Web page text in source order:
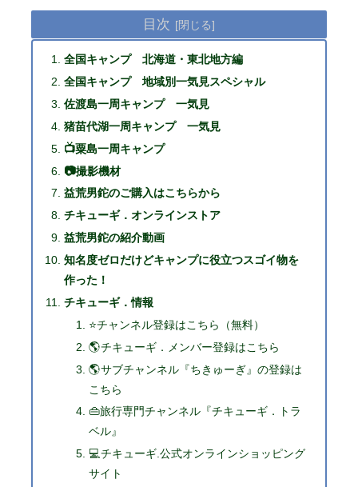
目次
全国キャンプ 北海道・東北地方編
全国キャンプ 地域別一気見スペシャル
佐渡島一周キャンプ 一気見
猪苗代湖一周キャンプ 一気見
📺粟島一周キャンプ
📷撮影機材
益荒男鉈のご購入はこちらから
チキューギ．オンラインストア
益荒男鉈の紹介動画
知名度ゼロだけどキャンプに役立つスゴイ物を
作った！
チキューギ．情報
⭐チャンネル登録はこちら（無料）
🌎チキューギ．メンバー登録はこちら
🌎サブチャンネル『ちきゅーぎ』の登録は
こちら
👜旅行専門チャンネル『チキューギ．トラ
ベル』
💻チキューギ.公式オンラインショッピング
サイト